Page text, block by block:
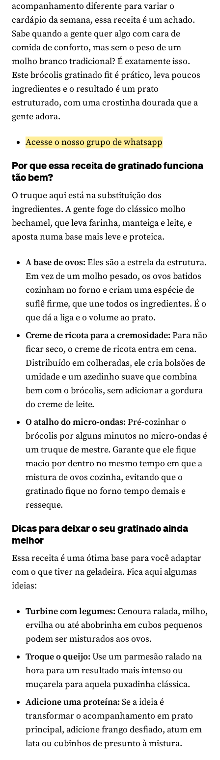
acompanhamento diferente para variar o
cardápio da semana, essa receita é um achado.
Sabe quando a gente quer algo com cara de
comida de conforto, mas sem o peso de um
molho branco tradicional? É exatamente isso.
Este brócolis gratinado fit é prático, leva poucos
ingredientes e o resultado é um prato
estruturado, com uma crostinha dourada que a
gente adora.
Acesse o nosso grupo de whatsapp
Por que essa receita de gratinado funciona
tão bem?
O truque aqui está na substituição dos
ingredientes. A gente foge do clássico molho
bechamel, que leva farinha, manteiga e leite, e
aposta numa base mais leve e proteica.
A base de ovos: Eles são a estrela da estrutura.
Em vez de um molho pesado, os ovos batidos
cozinham no forno e criam uma espécie de
suflê firme, que une todos os ingredientes. É o
que dá a liga e o volume ao prato.
Creme de ricota para a cremosidade: Para não
ficar seco, o creme de ricota entra em cena.
Distribuído em colheradas, ele cria bolsões de
umidade e um azedinho suave que combina
bem com o brócolis, sem adicionar a gordura
do creme de leite.
O atalho do micro-ondas: Pré-cozinhar o
brócolis por alguns minutos no micro-ondas é
um truque de mestre. Garante que ele fique
macio por dentro no mesmo tempo em que a
mistura de ovos cozinha, evitando que o
gratinado fique no forno tempo demais e
resseque.
Dicas para deixar o seu gratinado ainda
melhor
Essa receita é uma ótima base para você adaptar
com o que tiver na geladeira. Fica aqui algumas
ideias:
Turbine com legumes: Cenoura ralada, milho,
ervilha ou até abobrinha em cubos pequenos
podem ser misturados aos ovos.
Troque o queijo: Use um parmesão ralado na
hora para um resultado mais intenso ou
muçarela para aquela puxadinha clássica.
Adicione uma proteína: Se a ideia é
transformar o acompanhamento em prato
principal, adicione frango desfiado, atum em
lata ou cubinhos de presunto à mistura.